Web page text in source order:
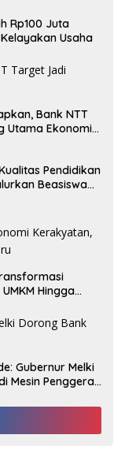
Rp100 Juta
Usaha
Bank NTT
Utama Ekonomi
Pendidikan
Beasiswa
Hingga
Gubernur Melki
Mesin Penggerak